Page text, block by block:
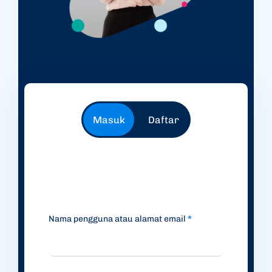
Masuk Daftar
Nama pengguna atau alamat email *
Alamat email*